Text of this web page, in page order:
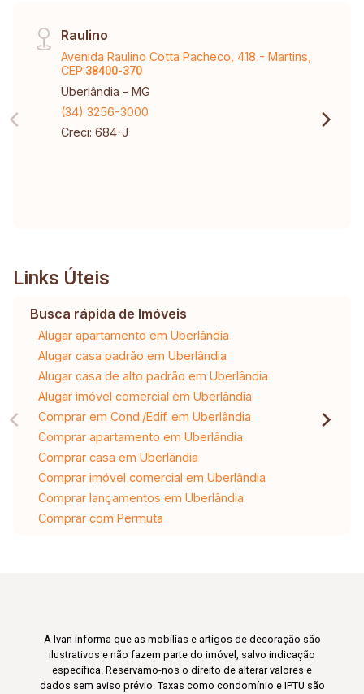
Raulino
Avenida Raulino Cotta Pacheco, 418 - Martins,
CEP:38400-370
Uberlândia - MG
(34) 3256-3000
Creci: 684-J
Links Úteis
Busca rápida de Imóveis
Alugar apartamento em Uberlândia
Alugar casa padrão em Uberlândia
Alugar casa de alto padrão em Uberlândia
Alugar imóvel comercial em Uberlândia
Comprar em Cond./Edif. em Uberlândia
Comprar apartamento em Uberlândia
Comprar casa em Uberlândia
Comprar imóvel comercial em Uberlândia
Comprar lançamentos em Uberlândia
Comprar com Permuta
A Ivan informa que as mobílias e artigos de decoração são
ilustrativos e não fazem parte do imóvel, salvo indicação
específica. Reservamo-nos o direito de alterar valores e
dados sem aviso prévio. Taxas como condomínio e IPTU são